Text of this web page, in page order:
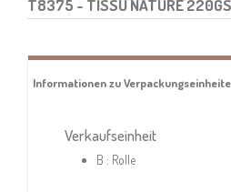
T8375 - TISSU NATURE
Informationen zu
Verkaufseinheit
B : Rolle